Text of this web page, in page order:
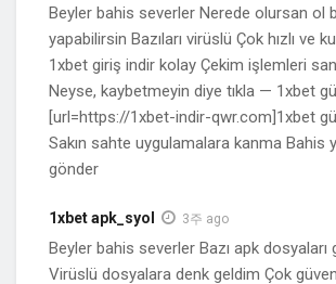
Beyler bahis severler Nerede olursan ol
yapabilirsin Bazıları virüslü Çok hızlı ve
1xbet giriş indir kolay Çekim işlemleri
Neyse, kaybetmeyin diye tıkla — 1xbet
[url=https://1xbet-indir-qwr.com]1xbet
Sakın sahte uygulamalara kanma Bahis
gönder
1xbet apk_syol 3주 ago
Beyler bahis severler Bazı apk dosyaları
Virüslü dosyalara denk geldim Çok